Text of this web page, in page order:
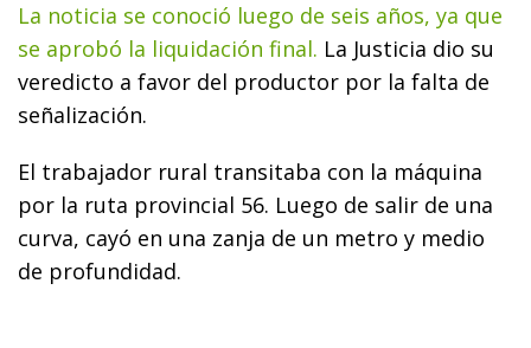
La noticia se conoció luego de seis años, ya que
se aprobó la liquidación final. La Justicia dio su
veredicto a favor del productor por la falta de
señalización.
El trabajador rural transitaba con la máquina
por la ruta provincial 56. Luego de salir de una
curva, cayó en una zanja de un metro y medio
de profundidad.